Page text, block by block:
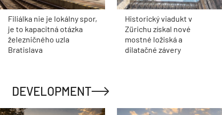
Filiálka nie je lokálny spor,
je to kapacitná otázka
železničného uzla
Bratislava
Historický viadukt v
Zürichu získal nové
mostné ložiská a
dilatačné závery
DEVELOPMENT